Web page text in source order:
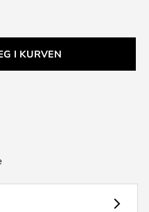
I KURVEN